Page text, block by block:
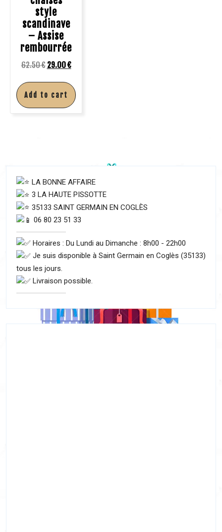
style
scandinave
– Assise
rembourrée
62.50€ 29.00€
Add to cart
LA BONNE AFFAIRE
3 LA HAUTE PISSOTTE
35133 SAINT GERMAIN EN COGLÈS
06 80 23 51 33
Horaires : Du Lundi au Dimanche : 8h00 - 22h00
Je suis disponible à Saint Germain en Coglès (35133)
tous les jours.
Livraison possible.